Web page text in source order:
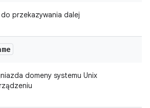
przekazywania dalej
domeny systemu Unix